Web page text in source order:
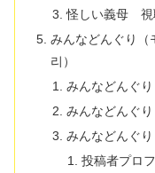
怪しい義母 視
みんなどんぐり（
리）
みんなどんぐ
みんなどんぐ
みんなどんぐ
投稿者プロ